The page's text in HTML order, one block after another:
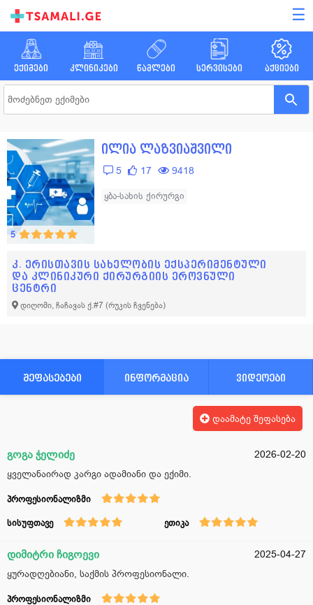
☰
ექიმები კლინიკები წამლები სერვისები აქციები
5
ილია ლაზვიაშვილი
5 17 9418
ყბა-სახის ქირურგი
კ. ერისთავის სახელობის ექსპერიმენტული
და კლინიკური ქირურგიის ეროვნული
ცენტრი
დიღომი, ჩაჩავას ქ.#7 (რუკის ჩვენება)
შეფასებები ინფორმაცია ვიდეოები
დაამატე შეფასება
გოგა ჭელიძე
2026-02-20
ყველანაირად კარგი ადამიანი და ექიმი.
პროფესიონალიზმი
სისუფთავე ეთიკა
დიმიტრი ჩიგოევი
2025-04-27
ყურადღებიანი, საქმის პროფესიონალი.
პროფესიონალიზმი